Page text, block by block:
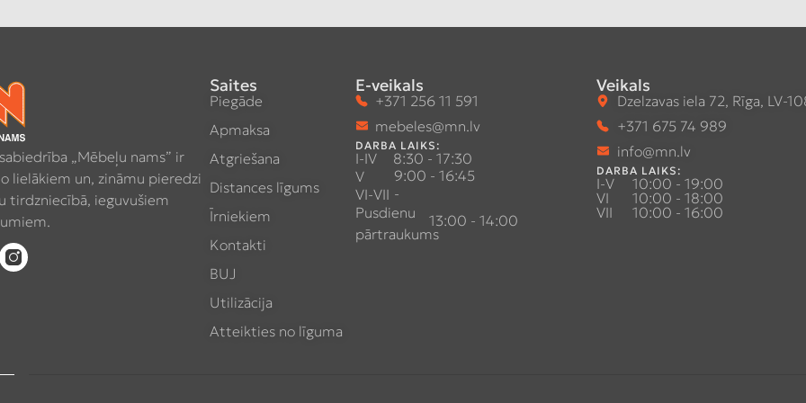
„Mēbeļu nams” ir
lielākiem un, zināmu pieredzi
tirdzniecībā, ieguvušiem
Saites
Piegāde
Apmaksa
Atgriešana
Distances līgums
Īrniekiem
Kontakti
BUJ
Utilizācija
Atteikties no līguma
E-veikals
+371 256 11 591
mebeles@mn.lv
DARBA LAIKS:
I-IV
8:30 - 17:30
V
9:00 - 16:45
VI-VII -
Pusdienu
pārtraukums
13:00 - 14:00
Veikals
Dzelzavas iela 72, Rīga, LV-
+371 675 74 989
info@mn.lv
DARBA LAIKS:
I-V
10:00 - 19:00
VI
10:00 - 18:00
VII
10:00 - 16:00